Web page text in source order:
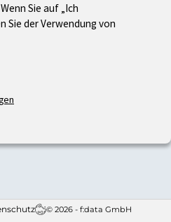
© 2026 - f:data GmbH
Sie auf „Ich
Sie der Verwendung von